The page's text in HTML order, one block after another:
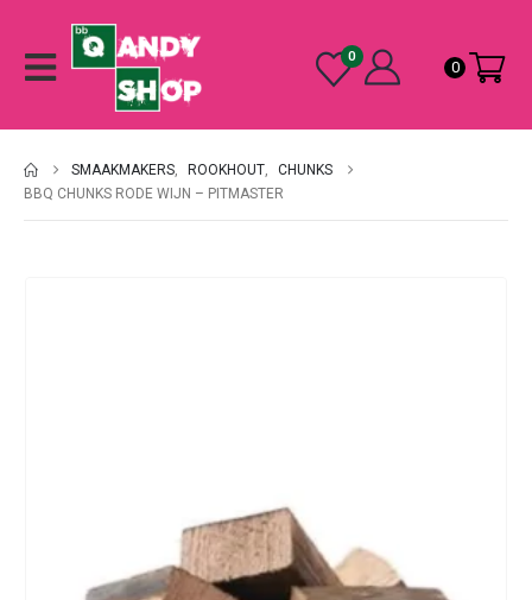
0
0
SMAAKMAKERS, ROOKHOUT,
CHUNKS
BBQ CHUNKS RODE WIJN – PITMASTER